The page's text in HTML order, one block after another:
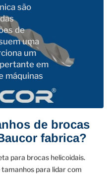
são
de
uma
um
em
máquinas
de brocas
fabrica?
para brocas helicoidais.
para lidar com